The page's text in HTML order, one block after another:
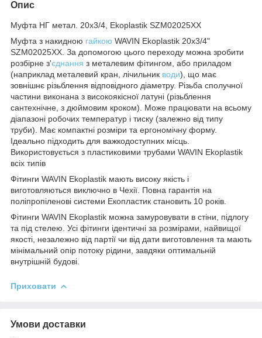
Опис
Муфта НГ метал. 20х3/4, Ekoplastik SZM02025XX
Муфта з накидною гайкою WAVIN Ekoplastik 20х3/4"
SZM02025XX. За допомогою цього переходу можна зробити
розбірне з'єднання з металевим фітингом, або приладом
(наприклад металевий кран, лічильник води), що має
зовнішнє різьблення відповідного діаметру. Різьба сполучної
частини виконана з високоякісної латуні (різьблення
сантехнічне, з дюймовим кроком). Може працювати на всьому
діапазоні робочих температур і тиску (залежно від типу
труби). Має компактні розміри та ергономічну форму.
Ідеально підходить для важкодоступних місць.
Використовується з пластиковими трубами WAVIN Ekoplastik
всіх типів
Фітинги WAVIN Ekoplastik мають високу якість і
виготовляються виключно в Чехії. Повна гарантія на
поліпропіленові системи Екопластик становить 10 років.
Фітинги WAVIN Ekoplastik можна замуровувати в стіни, підлогу
та під стелею. Усі фітинги ідентичні за розмірами, найвищої
якості, незалежно від партії чи від дати виготовлення та мають
мінімальний опір потоку рідини, завдяки оптимальній
внутрішній будові.
Приховати
Умови доставки